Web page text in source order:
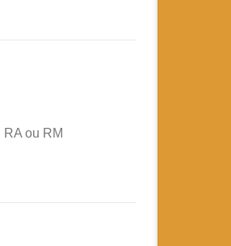
ou RM